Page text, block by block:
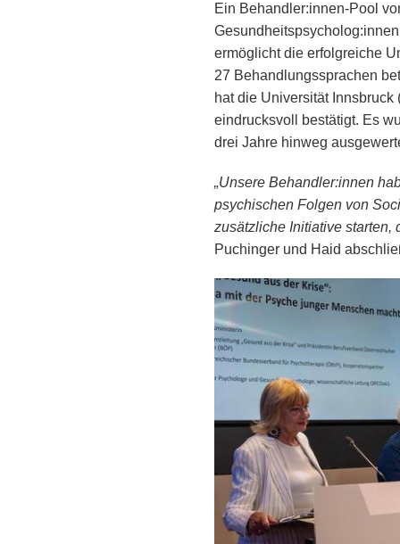
Ein Behandler:innen-Pool
ermöglicht die erfolgreiche
27 Behandlungssprachen
hat die Universität
eindrucksvoll bestätigt. Es
drei Jahre hinweg
„Unsere Behandler:innen
psychischen Folgen von
zusätzliche Initiative starten,
Puchinger und Haid